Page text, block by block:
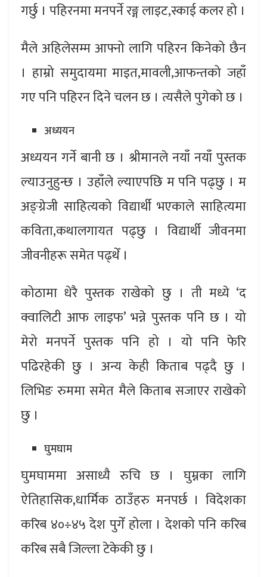
गर्छु । पहिरनमा मनपर्ने रङ्ग लाइट,स्काई कलर हो ।
मैले अहिलेसम्म आफ्नो लागि पहिरन किनेको छैन
। हाम्रो समुदायमा माइत,मावली,आफन्तको जहाँ
गए पनि पहिरन दिने चलन छ । त्यसैले पुगेको छ ।
अध्ययन
अध्ययन गर्ने बानी छ । श्रीमानले नयाँ नयाँ पुस्तक
ल्याउनुहुन्छ । उहाँले ल्याएपछि म पनि पढ्छु । म
अङ्ग्रेजी साहित्यको विद्यार्थी भएकाले साहित्यमा
कविता,कथालगायत पढ्छु । विद्यार्थी जीवनमा
जीवनीहरू समेत पढ्थेँ ।
कोठामा धेरै पुस्तक राखेको छु । ती मध्ये ‘द
क्वालिटी आफ लाइफ’ भन्ने पुस्तक पनि छ । यो
मेरो मनपर्ने पुस्तक पनि हो । यो पनि फेरि
पढिरहेकी छु । अन्य केही किताब पढ्दै छु ।
लिभिङ रुममा समेत मैले किताब सजाएर राखेको
छु ।
घुमघाम
घुमघाममा असाध्यै रुचि छ । घुम्नका लागि
ऐतिहासिक,धार्मिक ठाउँहरु मनपर्छ । विदेशका
करिब ४०÷४५ देश पुगेँ होला । देशको पनि करिब
करिब सबै जिल्ला टेकेकी छु ।